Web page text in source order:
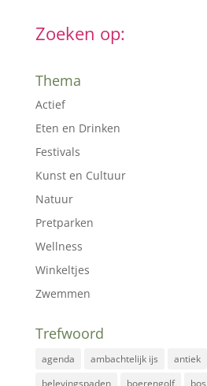
Zoeken op:
Thema
Actief
Eten en Drinken
Festivals
Kunst en Cultuur
Natuur
Pretparken
Wellness
Winkeltjes
Zwemmen
Trefwoord
agenda ambachtelijk ijs antiek
belevingspaden
boerengolf bos